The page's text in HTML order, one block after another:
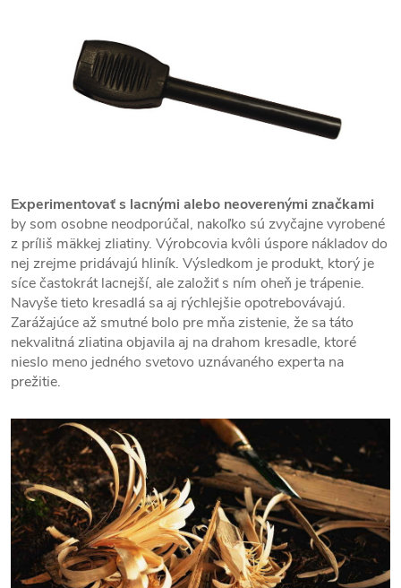
Experimentovať s lacnými alebo neoverenými značkami
by som osobne neodporúčal, nakoľko sú zvyčajne vyrobené
z príliš mäkkej zliatiny. Výrobcovia kvôli úspore nákladov do
nej zrejme pridávajú hliník. Výsledkom je produkt, ktorý je
síce častokrát lacnejší, ale založiť s ním oheň je trápenie.
Navyše tieto kresadlá sa aj rýchlejšie opotrebovávajú.
Zarážajúce až smutné bolo pre mňa zistenie, že sa táto
nekvalitná zliatina objavila aj na drahom kresadle, ktoré
nieslo meno jedného svetovo uznávaného experta na
prežitie.